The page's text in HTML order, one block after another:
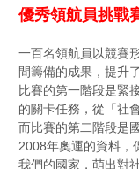
優秀領航員挑戰
一百名領航員以競賽
間籌備的成果，提升
比賽的第一階段是緊
的關卡任務，從「社
而比賽的第二階段是
2008年奧運的資料，
我們的國家，萌出對